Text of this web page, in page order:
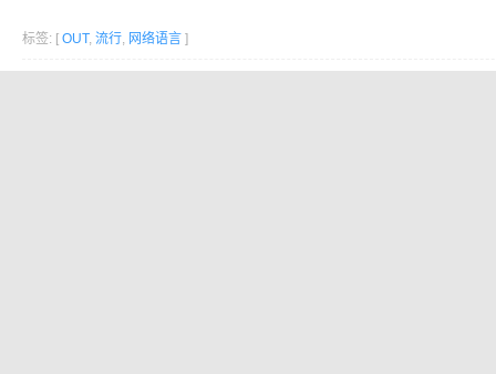
标签: [ OUT, 流行, 网络语言 ]